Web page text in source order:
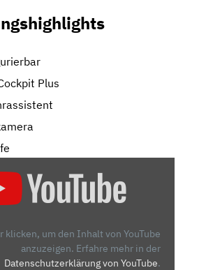
Plus
klicken, um den Inhalt von YouTube
anzuzeigen. Erfahre mehr in der
Datenschutzerklärung von YouTube.